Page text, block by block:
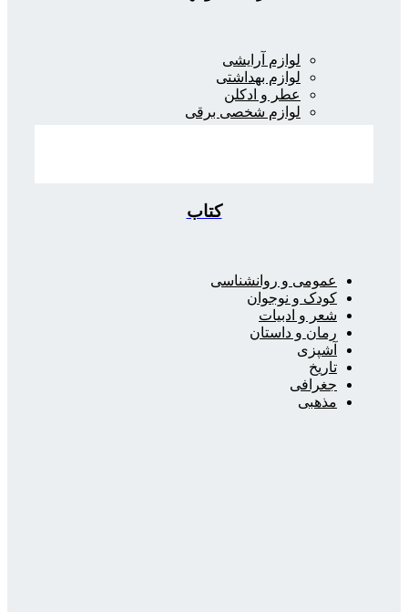
لوازم آرایشی
لوازم بهداشتی
عطر و ادکلن
لوازم شخصی برقی
کتاب
عمومی و روانشناسی
کودک و نوجوان
شعر و ادبیات
رمان و داستان
آشپزی
تاریخ
جغرافی
مذهبی